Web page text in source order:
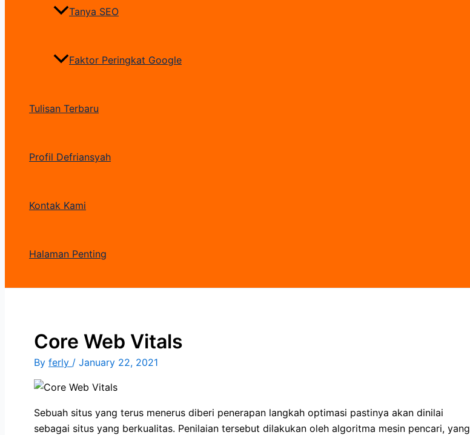
Tanya SEO
Faktor Peringkat Google
Tulisan Terbaru
Profil Defriansyah
Kontak Kami
Halaman Penting
Core Web Vitals
By ferly / January 22, 2021
Sebuah situs yang terus menerus diberi penerapan langkah optimasi pastinya akan dinilai
sebagai situs yang berkualitas. Penilaian tersebut dilakukan oleh algoritma mesin pencari, yang